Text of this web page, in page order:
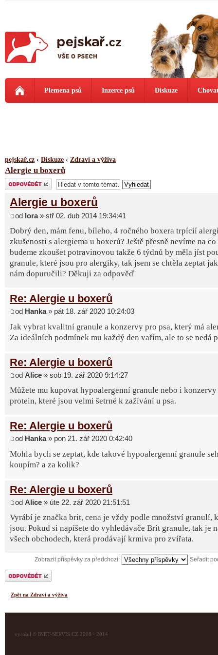
Plemena psů Inzerce psů Diskuze
pejskař.cz ‹ Diskuze ‹ Zdraví a výživa
Alergie u boxerů
Odeslat odpověď
Alergie u boxerů
od lora» stř 02. dub 2014 19:34:41
Dobrý den, mám fenu, bíleho, 4 ročného boxera trpícií
zkušenosti s alergiema u boxerů? Ještě přesně nevíme na
budeme zkoušet potravinovou takže 6 týdnů by měla jíst
granule, které jsou pro alergiky, tak jsem se chtěla zeptat
nám dopuručili? Děkuji za odpověď
Re: Alergie u boxerů
od Hanka» pát 18. zář 2020 10:24:03
Jak vybrat kvalitní granule a konzervy pro psa, který má
Za ideálních podmínek mu každý den vařím, ale to se nedá
Re: Alergie u boxerů
od Alice » sob 19. zář 2020 9:14:27
Můžete mu kupovat hypoalergenní granule nebo i
protein, které jsou velmi šetrné k zažívání u psa.
Re: Alergie u boxerů
od Hanka» pon 21. zář 2020 0:42:40
Mohla bych se zeptat, kde takové hypoalergenní granule
koupím? a za kolik?
Re: Alergie u boxerů
od Alice » úte 22. zář 2020 21:51:51
Vyrábí je značka brit, cena je vždy podle množství granulí,
jsou. Pokud si napíšete do vyhledávače Brit granule, tak je
všech obchodech, která prodávají krmiva pro zvířata.
Zobrazit příspěvky za předchozí: Seřadit
Odeslat odpověď
Zpět na Zdraví a výživa
vyrobil © INET-SERVIS.CZ 2008 - 2014